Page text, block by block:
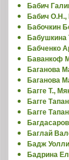
Бабич
Бабич О.Н.,
Бабочкин
Бабушкина
Бабченко
Баванкоф
Баганова
Баганова
Багге Т.,
Багге
Багге
Баглай
Бадж
Бадрина